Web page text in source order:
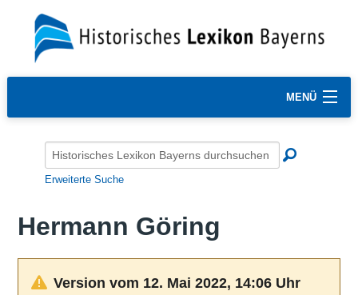
MENÜ
Erweiterte Suche
Hermann Göring
Version vom 12. Mai 2022, 14:06 Uhr